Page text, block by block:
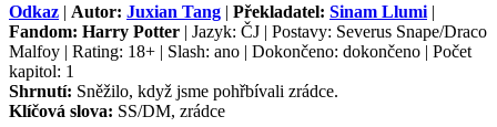
Odkaz | Autor: Juxian Tang | Překladatel: Sinam Llumi |
Fandom: Harry Potter | Jazyk: ČJ | Postavy: Severus Snape/Draco
Malfoy | Rating: 18+ | Slash: ano | Dokončeno: dokončeno | Počet
kapitol: 1
Shrnutí: Sněžilo, když jsme pohřbívali zrádce.
Klíčová slova: SS/DM, zrádce